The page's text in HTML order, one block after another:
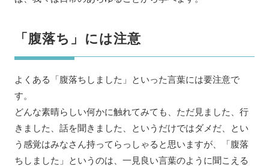
「腹落ち」には注意
よくある「腹落ちしました」といった言葉には要注意で
す。
どんな素晴らしい何かに触れてみても、ただ見ました、行
きました、話を聞きました、というだけではダメだ、とい
う感覚はみなさん持ってらっしゃると思いますが、「腹落
ちしました」というのは、一見良い言葉のように聞こえる